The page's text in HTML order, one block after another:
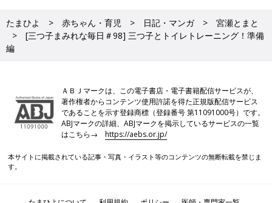
たまひよ 赤ちゃん・育児 日記・マンガ
宮瀬とまと
[三つ子まみれな毎日＃98] 三つ子とトイレトレーニング！準備
編
ＡＢＪマークは、この電子書店・電子書籍配信サービスが、
著作権者からコンテンツ使用許諾を得た正規版配信サービス
であることを示す登録商標（登録番号 第11091000号）です。
ABJマークの詳細、ABJマークを掲示しているサービスの一覧
はこちら→https://aebs.or.jp/
本サイトに掲載されている記事・写真・イラスト等のコンテンツの無断転載を禁じま
す。